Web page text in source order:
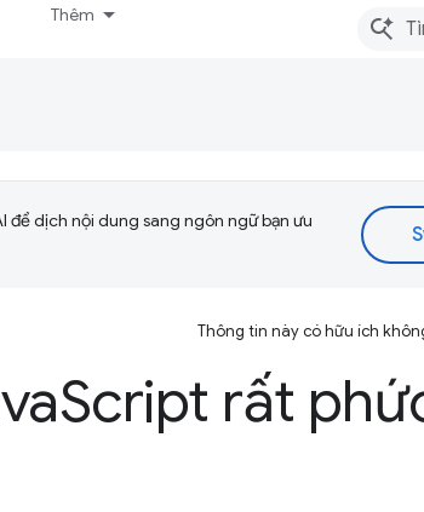
Thêm
để dịch nội dung sang ngôn ngữ bạn ưu
Thông tin này có hữu ích
Script rất